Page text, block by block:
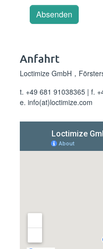
Anfahrt
Loctimize GmbH，
t. +49 681 91038365 | f.
e. info(at)loctimize.com